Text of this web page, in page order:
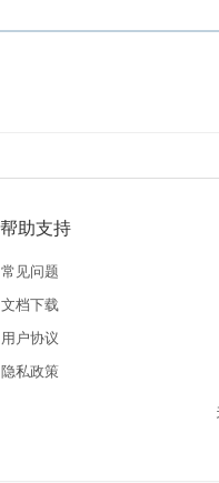
帮助支持
常见问题
文档下载
用户协议
隐私政策